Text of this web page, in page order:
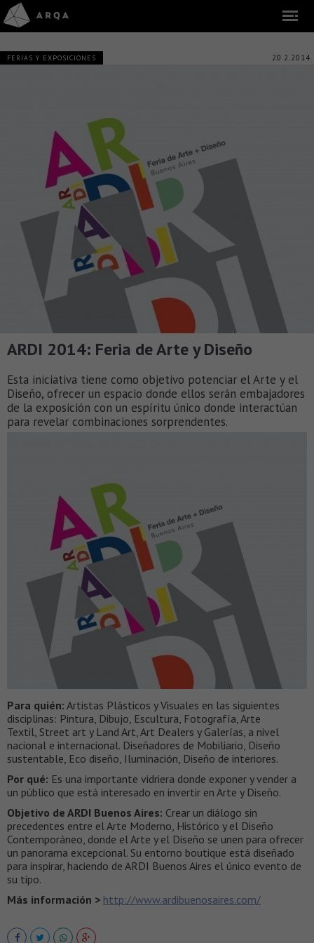
FERIAS Y EXPOSICIONES 20.2.2014
ARDI 2014: Feria de Arte y Diseño
Esta iniciativa tiene como objetivo potenciar el Arte y el
Diseño, ofrecer un espacio donde ellos serán embajadores
de la exposición con un espíritu único donde interactúan
para revelar combinaciones sorprendentes.
Para quién: Artistas Plásticos y Visuales en las siguientes
disciplinas: Pintura, Dibujo, Escultura, Fotografía, Arte
Textil, Street art y Land Art, Art Dealers y Galerías, a nivel
nacional e internacional. Diseñadores de Mobiliario, Diseño
sustentable, Eco diseño, Iluminación, Diseño de interiores.
Por qué: Es una importante vidriera donde exponer y vender a
un público que está interesado en invertir en Arte y Diseño.
Objetivo de ARDI Buenos Aires: Crear un diálogo sin
precedentes entre el Arte Moderno, Histórico y el Diseño
Contemporáneo, donde el Arte y el Diseño se unen para ofrecer
un panorama excepcional. Su entorno boutique está diseñado
para inspirar, haciendo de ARDI Buenos Aires el único evento de
su tipo.
Más información > http://www.ardibuenosaires.com/